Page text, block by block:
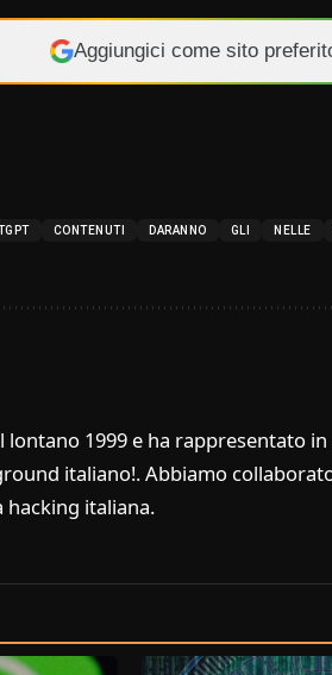
Aggiungici come sito
CONTENUTI DARANNO GLI NELLE
1999 e ha rappresentato
italiano!. Abbiamo
italiana.